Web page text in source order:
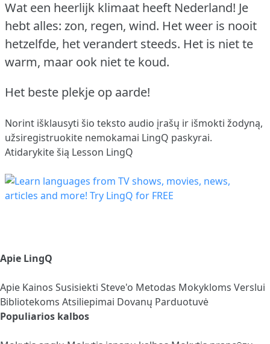
Wat een heerlijk klimaat heeft Nederland! Je
hebt alles: zon, regen, wind. Het weer is nooit
hetzelfde, het verandert steeds. Het is niet te
warm, maar ook niet te koud.
Het beste plekje op aarde!
Norint išklausyti šio teksto audio įrašų ir išmokti žodyną,
užsiregistruokite nemokamai LingQ paskyrai.
Atidarykite šią Lesson LingQ
Apie LingQ
Apie Kainos Susisiekti Steve'o Metodas Mokykloms Verslui
Bibliotekoms Atsiliepimai Dovanų Parduotuvė
Populiarios kalbos